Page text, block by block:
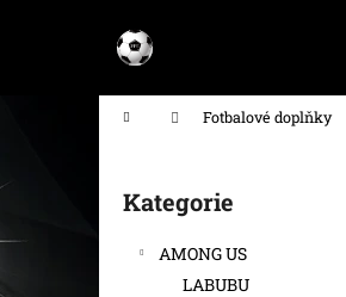
Domů Fotbalové doplňky
Přeskočit
kategorie
Kategorie
AMONG US
LABUBU
Zpět
Zpět